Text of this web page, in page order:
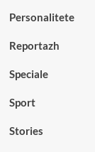
Personalitete
Reportazh
Speciale
Sport
Stories